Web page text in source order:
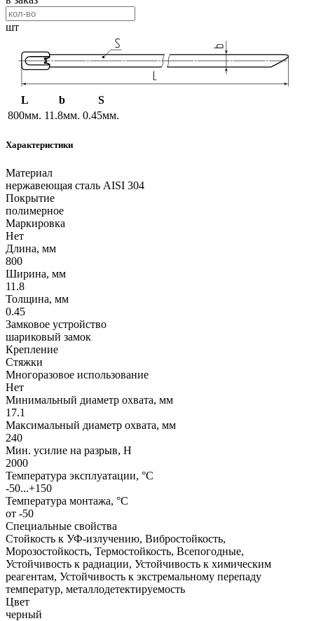
шт
L b
S
800мм. 11.8мм. 0.45мм.
Характеристики
Материал
нержавеющая сталь AISI 304
Покрытие
полимерное
Маркировка
Нет
Длина, мм
800
Ширина, мм
11.8
Толщина, мм
0.45
Замковое устройство
шариковый замок
Крепление
Стяжки
Многоразовое использование
Нет
Минимальный диаметр охвата, мм
17.1
Максимальный диаметр охвата, мм
240
Мин. усилие на разрыв, Н
2000
Температура эксплуатации, °C
-50...+150
Температура монтажа, °C
от -50
Специальные свойства
Стойкость к УФ-излучению, Вибростойкость,
Морозостойкость, Термостойкость, Всепогодные,
Устойчивость к радиации, Устойчивость к химическим
реагентам, Устойчивость к экстремальному перепаду
температур, металлодетектируемость
Цвет
черный